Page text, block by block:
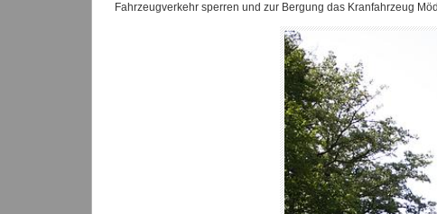
Fahrzeugverkehr sperren und zur Bergung das Kranfahrzeug